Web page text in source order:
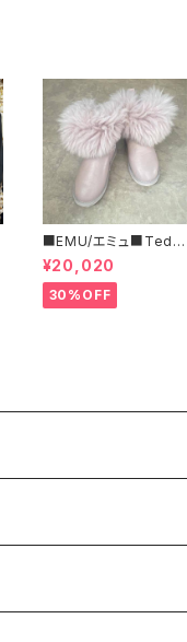
■EMU/エミュ■Tedd
y Wurren■撥水サイド
ジッパーブーツ
¥20,020
30%OFF